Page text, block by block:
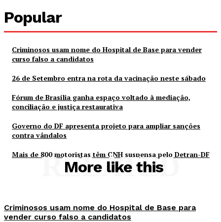
Popular
Criminosos usam nome do Hospital de Base para vender
curso falso a candidatos
26 de Setembro entra na rota da vacinação neste sábado
Fórum de Brasília ganha espaço voltado à mediação,
conciliação e justiça restaurativa
Governo do DF apresenta projeto para ampliar sanções
contra vândalos
Mais de 800 motoristas têm CNH suspensa pelo Detran-DF
More like this
RELATED
Criminosos usam nome do Hospital de Base para
vender curso falso a candidatos